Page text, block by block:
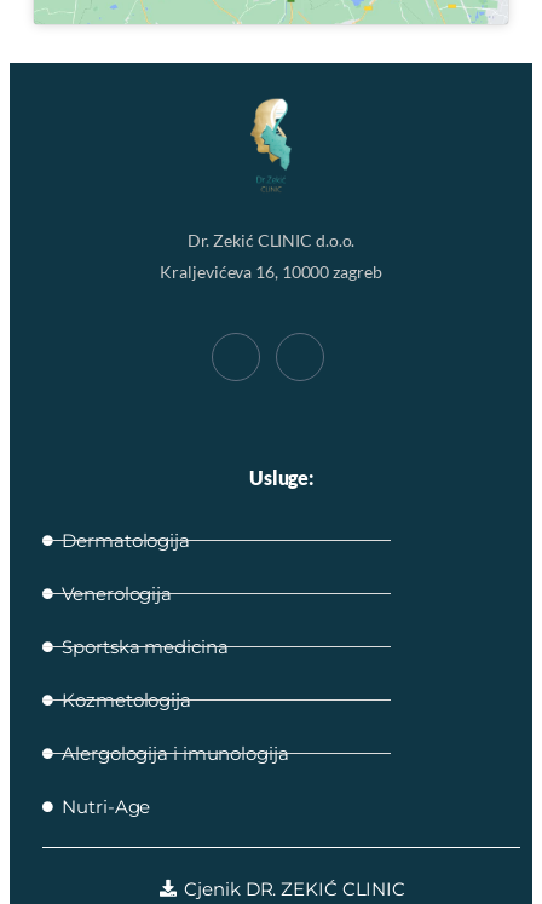
Dr. Zekić CLINIC d.o.o.
Kraljevićeva 16, 10000 zagreb
Usluge:
Dermatologija
Venerologija
Sportska medicina
Kozmetologija
Alergologija i imunologija
Nutri-Age
Cjenik DR. ZEKIĆ CLINIC